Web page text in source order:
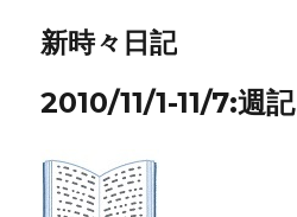
新時々日記
2010/11/1-11/7:週記